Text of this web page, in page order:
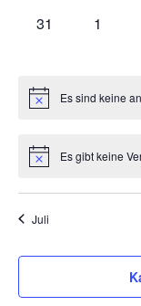
0
31
0
1
Es sind keine
Es gibt keine
Juli